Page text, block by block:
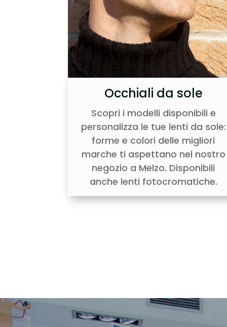
Occhiali da sole
Scopri i modelli disponibili e
personalizza le tue lenti da sole:
forme e colori delle migliori
marche ti aspettano nel nostro
negozio a Melzo. Disponibili
anche lenti fotocromatiche.